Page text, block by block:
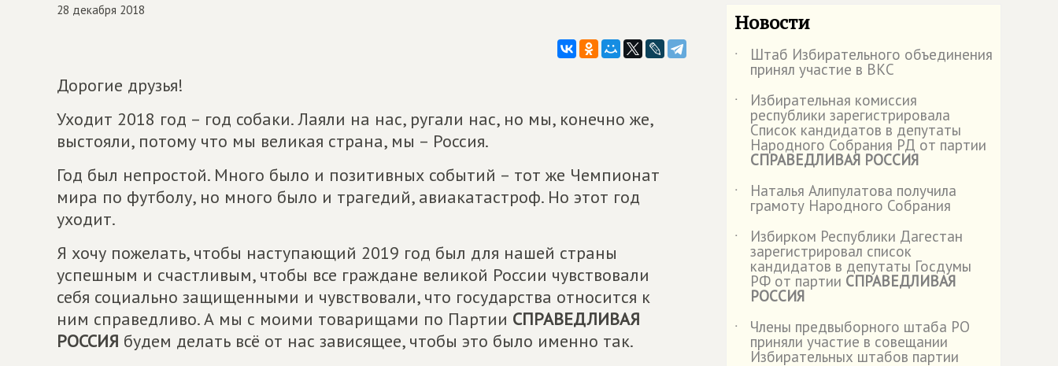
28 декабря 2018
Дорогие друзья!
Уходит 2018 год – год собаки. Лаяли на нас, ругали нас, но мы, конечно же,
выстояли, потому что мы великая страна, мы – Россия.
Год был непростой. Много было и позитивных событий – тот же Чемпионат
мира по футболу, но много было и трагедий, авиакатастроф. Но этот год
уходит.
Я хочу пожелать, чтобы наступающий 2019 год был для нашей страны
успешным и счастливым, чтобы все граждане великой России чувствовали
себя социально защищенными и чувствовали, что государства относится к
ним справедливо. А мы с моими товарищами по Партии СПРАВЕДЛИВАЯ
РОССИЯ будем делать всё от нас зависящее, чтобы это было именно так.
Новости
˙ Штаб Избирательного объединения
принял участие в ВКС
˙
Избирательная комиссия
республики зарегистрировала
Список кандидатов в депутаты
Народного Собрания РД от партии
СПРАВЕДЛИВАЯ РОССИЯ
˙
Наталья Алипулатова получила
грамоту Народного Собрания
˙
Избирком Республики Дагестан
зарегистрировал список
кандидатов в депутаты Госдумы
РФ от партии СПРАВЕДЛИВАЯ
РОССИЯ
˙
Члены предвыборного штаба РО
приняли участие в совещании
Избирательных штабов партии